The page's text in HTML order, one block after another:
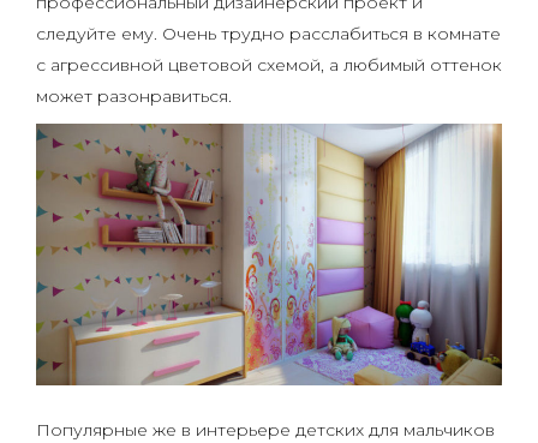
следуйте ему. Очень трудно расслабиться в комнате
с агрессивной цветовой схемой, а любимый оттенок
может разонравиться.
Популярные же в интерьере детских для мальчиков